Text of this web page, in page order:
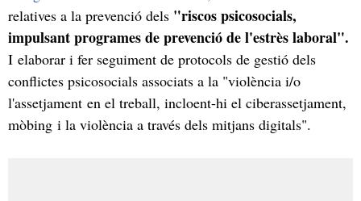
relatives a la prevenció dels "riscos psicosocials,
impulsant programes de prevenció de l'estrès laboral".
I elaborar i fer seguiment de protocols de gestió dels
conflictes psicosocials associats a la "violència i/o
l'assetjament en el treball, incloent-hi el ciberassetjament,
mòbing i la violència a través dels mitjans digitals".